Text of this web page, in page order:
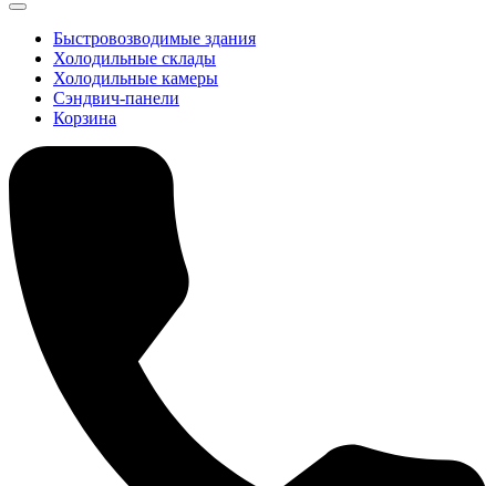
Быстровозводимые здания
Холодильные склады
Холодильные камеры
Сэндвич-панели
Корзина